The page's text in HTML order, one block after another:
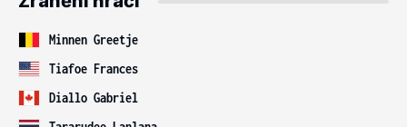
Minnen Greetje
Tiafoe Frances
Diallo Gabriel